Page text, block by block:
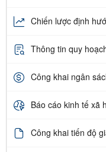
Chiến lược định
Thông tin quy
Công khai ngân
Báo cáo kinh tế xã
Công khai tiến độ